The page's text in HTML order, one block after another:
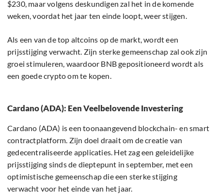
$230, maar volgens deskundigen zal het in de komende
weken, voordat het jaar ten einde loopt, weer stijgen.
Als een van de top altcoins op de markt, wordt een
prijsstijging verwacht. Zijn sterke gemeenschap zal ook zijn
groei stimuleren, waardoor BNB gepositioneerd wordt als
een goede crypto om te kopen.
Cardano (ADA): Een Veelbelovende Investering
Cardano (ADA) is een toonaangevend blockchain- en smart
contractplatform. Zijn doel draait om de creatie van
gedecentraliseerde applicaties. Het zag een geleidelijke
prijsstijging sinds de dieptepunt in september, met een
optimistische gemeenschap die een sterke stijging
verwacht voor het einde van het jaar.